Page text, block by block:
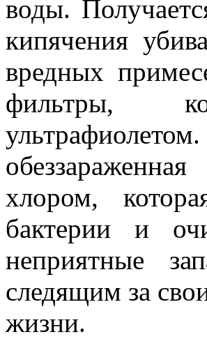
воды.
кипячения
вредных
фильтры,
хлором,
бактерии и
неприятные
следящим за
жизни.